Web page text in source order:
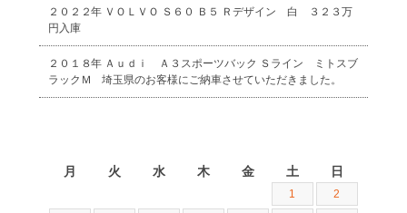
２０２２年 ＶＯＬＶＯ Ｓ６０ Ｂ５ Ｒデザイン 白 ３２３万
円入庫
２０１８年 Ａｕｄｉ Ａ３スポーツバック Ｓライン ミトスブ
ラックＭ 埼玉県のお客様にご納車させていただきました。
月 火 水 木 金 土 日
1 2